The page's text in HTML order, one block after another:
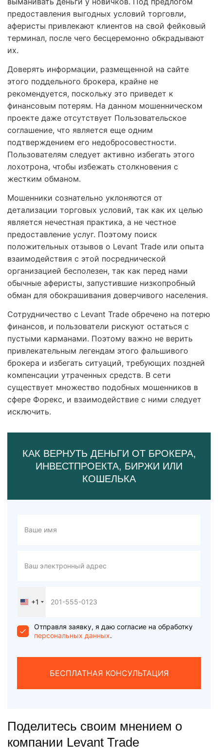
предоставления выгодных условий торговли,
аферисты привлекают клиентов на свой фейковый
терминал, после чего бесцеремонно обкрадывают
их.
Доверять информации, размещенной на сайте
этого поддельного брокера, крайне не
рекомендуется, поскольку это приведет к
финансовым потерям. На данном мошенническом
проекте даже отсутствует Пользовательское
соглашение, что является еще одним
подтверждением его недобросовестности.
Пользователям следует активно избегать этого
лохотрона, чтобы избежать столкновения с
жестким обманом.
Мошенники сознательно уклоняются от
детализации торговых условий, так как их целью
является нечестная практика, а не честное
предоставление услуг. Поэтому поиск
положительных отзывов о Levant Trade или опыта
взаимодействия с этой посреднической
организацией бесполезен, так как перед нами
обычные аферисты, запустившие низкопробный
обман для обокрашивания доверчивого населения.
Сотрудничество с Levant Trade обречено на потерю
финансов, и пользователи рискуют остаться с
пустыми карманами. Поэтому важно не верить
привлекательным легендам этого фальшивого
брокера и избегать ситуаций, требующих поздней
компенсации утраченных средств. В сети
существует множество подобных мошенников в
сфере Форекс, и взаимодействие с ними следует
исключить.
КАК ВЕРНУТЬ ДЕНЬГИ ОТ БРОКЕРА,
ИНВЕСТПРОЕКТА, БИРЖИ ИЛИ
КОШЕЛЬКА
United
+1
+1
Отправля заявку, я даю согласие на обработку
персональных данных.
БЕСПЛАТНАЯ КОНСУЛЬТАЦИЯ
Поделитесь своим мнением о
компании Levant Trade